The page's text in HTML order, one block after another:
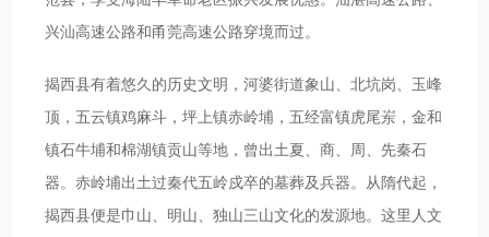
兴汕高速公路和甬莞高速公路穿境而过。
揭西县有着悠久的历史文明，河婆街道象山、北坑岗、玉峰
顶，五云镇鸡麻斗，坪上镇赤岭埔，五经富镇虎尾岽，金和
镇石牛埔和棉湖镇贡山等地，曾出土夏、商、周、先秦石
器。赤岭埔出土过秦代五岭戍卒的墓葬及兵器。从隋代起，
揭西县便是巾山、明山、独山三山文化的发源地。这里人文